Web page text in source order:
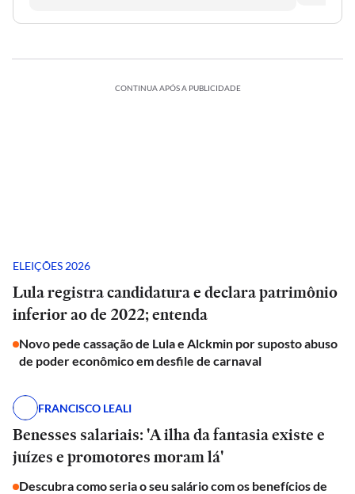
CONTINUA APÓS A PUBLICIDADE
ELEIÇÕES 2026
Lula registra candidatura e declara patrimônio
inferior ao de 2022; entenda
Novo pede cassação de Lula e Alckmin por suposto abuso
de poder econômico em desfile de carnaval
FRANCISCO LEALI
Benesses salariais: 'A ilha da fantasia existe e
juízes e promotores moram lá'
Descubra como seria o seu salário com os benefícios de